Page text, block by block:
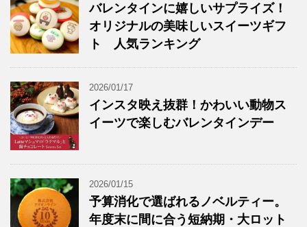
バレンタインに嬉しいサプライズ！
オリジナルの美味しいスイーツギフ
ト 人気ランキング
2026/01/17
インスタ映え抜群！かわいい動物ス
イーツで楽しむバレンタインデー
2026/01/15
予算消化で選ばれるノベルティー。
年度末に間に合う短納期・大ロット